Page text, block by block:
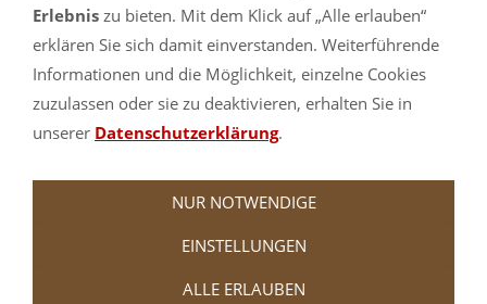
Schauen Sie sich gerne einmal in
unserem Partnershop turnmatte.com in
derBouldermatten-Abteilungum.
Erlebnis zu bieten. Mit dem Klick auf „Alle erlauben“
erklären Sie sich damit einverstanden. Weiterführende
Informationen und die Möglichkeit, einzelne Cookies
zuzulassen oder sie zu deaktivieren, erhalten Sie in
unserer Datenschutzerklärung.
NUR NOTWENDIGE
EINSTELLUNGEN
ALLE ERLAUBEN